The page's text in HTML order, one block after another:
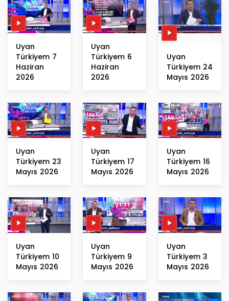
Uyan
Türkiyem 7
Haziran
2026
Uyan
Türkiyem 6
Haziran
2026
Uyan
Türkiyem 24
Mayıs 2026
Uyan
Türkiyem 23
Mayıs 2026
Uyan
Türkiyem 17
Mayıs 2026
Uyan
Türkiyem 16
Mayıs 2026
Uyan
Türkiyem 10
Mayıs 2026
Uyan
Türkiyem 9
Mayıs 2026
Uyan
Türkiyem 3
Mayıs 2026